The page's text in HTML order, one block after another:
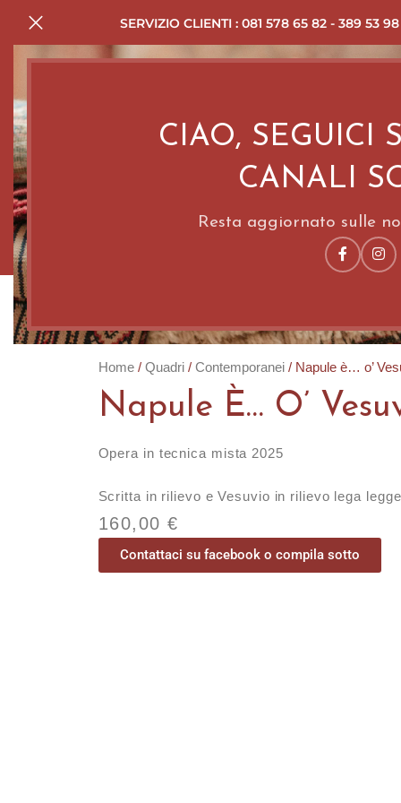
CIAO, SEGUICI
CANALI
Resta aggiornato sulle
SERVIZIO CLIENTI : 081 578 65 82 - 389 53
Home Quadri Contemporanei Napule è… o’
Napule È… O’
Opera in tecnica mista 2025
Scritta in rilievo e Vesuvio in rilievo lega
160,00 €
Contattaci su facebook o compila sotto